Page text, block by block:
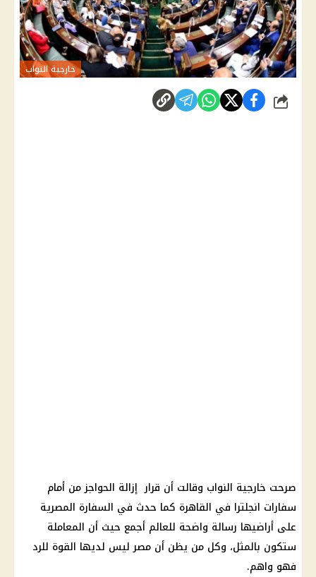
خارجية النواب
شارك
صرحت خارجية النواب وقالت أن قرار إزالة الحواجز من أمام
سفارات انجلترا في القاهرة كما حدث في السفارة المصرية
على أراضيها رسالة واضحة للعالم أجمع حيث أن المعاملة
ستكون بالمثل، وكل من يظن أن مصر ليس لديها القوة للرد
فهو واهم.